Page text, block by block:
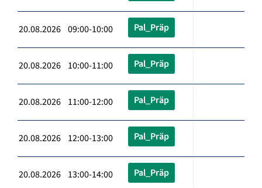
20.08.2026 09:00-10:00 Pal_Präp
20.08.2026 10:00-11:00 Pal_Präp
20.08.2026 11:00-12:00 Pal_Präp
20.08.2026 12:00-13:00 Pal_Präp
20.08.2026 13:00-14:00 Pal_Präp